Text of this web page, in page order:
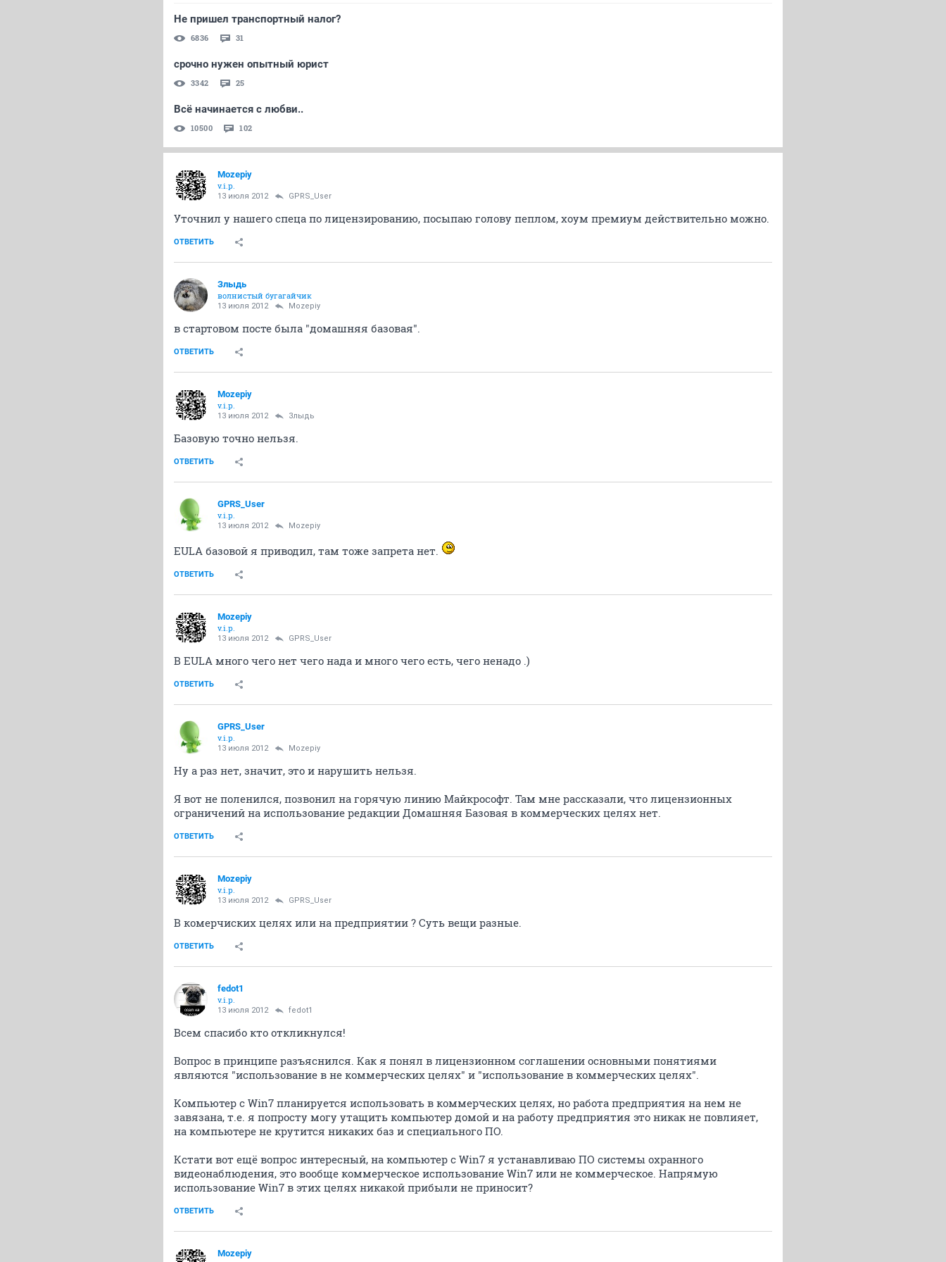
Не пришел транспортный налог?
6836 31
срочно нужен опытный юрист
3342 25
Всё начинается с любви..
10500 102
Mozepiy
v.i.p.
13 июля 2012 GPRS_User
Уточнил у нашего спеца по лицензированию, посыпаю голову пеплом, хоум премиум действительно можно.
ОТВЕТИТЬ
Злыдь
волнистый бугагайчик
13 июля 2012 Mozepiy
в стартовом посте была "домашняя базовая".
ОТВЕТИТЬ
Mozepiy
v.i.p.
13 июля 2012 Злыдь
Базовую точно нельзя.
ОТВЕТИТЬ
GPRS_User
v.i.p.
13 июля 2012 Mozepiy
EULA базовой я приводил, там тоже запрета нет.
ОТВЕТИТЬ
Mozepiy
v.i.p.
13 июля 2012 GPRS_User
В EULA много чего нет чего нада и много чего есть, чего ненадо .)
ОТВЕТИТЬ
GPRS_User
v.i.p.
13 июля 2012 Mozepiy
Ну а раз нет, значит, это и нарушить нельзя.
Я вот не поленился, позвонил на горячую линию Майкрософт. Там мне рассказали, что лицензионных
ограничений на использование редакции Домашняя Базовая в коммерческих целях нет.
ОТВЕТИТЬ
Mozepiy
v.i.p.
13 июля 2012 GPRS_User
В комерчиских целях или на предприятии ? Суть вещи разные.
ОТВЕТИТЬ
fedot1
v.i.p.
13 июля 2012 fedot1
Всем спасибо кто откликнулся!
Вопрос в принципе разъяснился. Как я понял в лицензионном соглашении основными понятиями
являются "использование в не коммерческих целях" и "использование в коммерческих целях".
Компьютер с Win7 планируется использовать в коммерческих целях, но работа предприятия на нем не
завязана, т.е. я попросту могу утащить компьютер домой и на работу предприятия это никак не повлияет,
на компьютере не крутится никаких баз и специального ПО.
Кстати вот ещё вопрос интересный, на компьютер с Win7 я устанавливаю ПО системы охранного
видеонаблюдения, это вообще коммерческое использование Win7 или не коммерческое. Напрямую
использование Win7 в этих целях никакой прибыли не приносит?
ОТВЕТИТЬ
Mozepiy